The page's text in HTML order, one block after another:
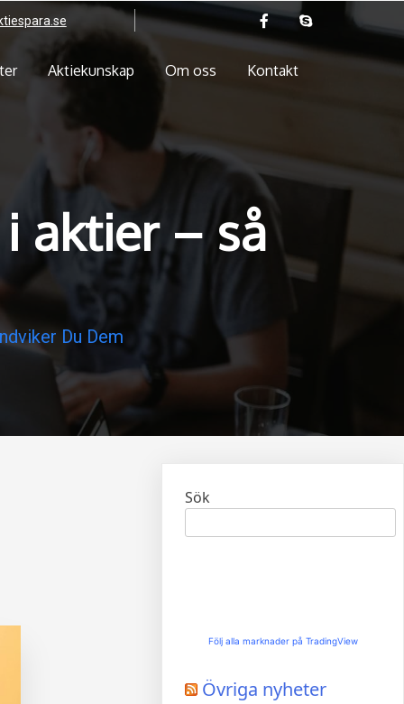
Aktiekunskap Om oss Kontakt
aktier – så
Du Dem
Sök
Följ alla marknader på TradingView
Övriga nyheter